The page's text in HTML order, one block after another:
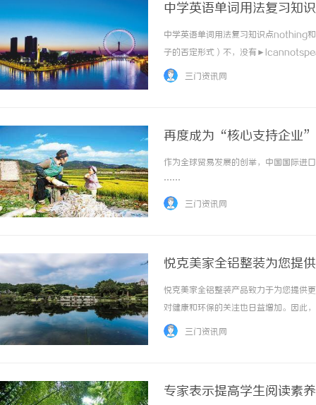
中学英语单词用法复习
中学英语单词用法复习知识点nothing
子的否定形式）不，没有
[位于动词不定式结构之前，构成动词
三门资讯网
再度成为“核心支持企业”
作为全球贸易发展的创举，中国国际进
……
三门资讯网
悦克美家全铝整装为您提
悦克美家全铝整装产品致力于为您提供
对健康和环保的关注也日益增加。因此
色的耐久性和抗腐蚀性能，而且是一种
三门资讯网
专家表示提高学生阅读素